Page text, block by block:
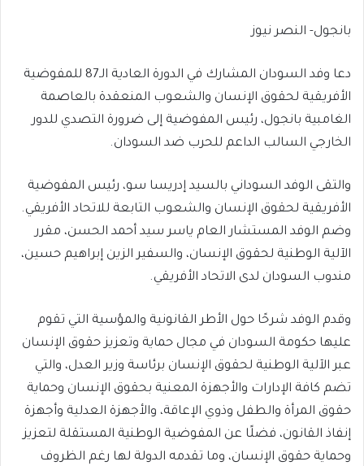
بانجول- النصر نيوز
دعا وفد السودان المشارك في الدورة العادية الـ87 للمفوضية
الأفريقية لحقوق الإنسان والشعوب المنعقدة بالعاصمة
الغامبية بانجول، رئيس المفوضية إلى ضرورة التصدي للدور
الخارجي السالب الداعم للحرب ضد السودان.
والتقى الوفد السوداني بالسيد إدريسا سو، رئيس المفوضية
الأفريقية لحقوق الإنسان والشعوب التابعة للاتحاد الأفريقي.
وضم الوفد المستشار العام ياسر سيد أحمد الحسن، مقرر
الآلية الوطنية لحقوق الإنسان، والسفير الزين إبراهيم حسين،
مندوب السودان لدى الاتحاد الأفريقي.
وقدم الوفد شرحًا حول الأطر القانونية والمؤسية التي تقوم
عليها حكومة السودان في مجال حماية وتعزيز حقوق الإنسان
عبر الآلية الوطنية لحقوق الإنسان برئاسة وزير العدل، والتي
تضم كافة الإدارات والأجهزة المعنية بحقوق الإنسان وحماية
حقوق المرأة والطفل وذوي الإعاقة، والأجهزة العدلية وأجهزة
إنفاذ القانون، فضلًا عن المفوضية الوطنية المستقلة لتعزيز
وحماية حقوق الإنسان، وما تقدمه الدولة لها رغم الظروف